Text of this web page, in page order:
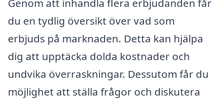
Genom att inhandla flera erbjudanden får
du en tydlig översikt över vad som
erbjuds på marknaden. Detta kan hjälpa
dig att upptäcka dolda kostnader och
undvika överraskningar. Dessutom får du
möjlighet att ställa frågor och diskutera